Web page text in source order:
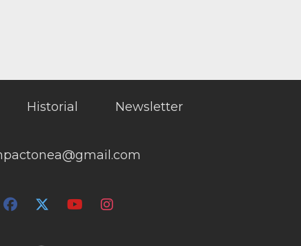
Historial Newsletter